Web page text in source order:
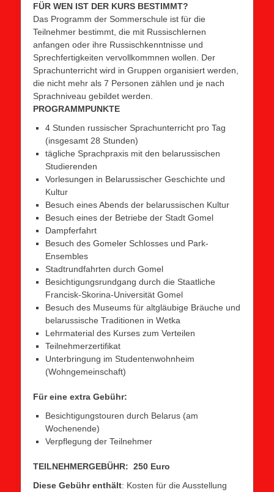
FÜR WEN IST DER KURS BESTIMMT?
Das Programm der Sommerschule ist für die
Teilnehmer bestimmt, die mit Russischlernen
anfangen oder ihre Russischkenntnisse und
Sprechfertigkeiten vervollkommnen wollen. Der
Sprachunterricht wird in Gruppen organisiert werden,
die nicht mehr als 7 Personen zählen und je nach
Sprachniveau gebildet werden.
PROGRAMMPUNKTE
4 Stunden russischer Sprachunterricht pro Tag
(insgesamt 28 Stunden)
tägliche Sprachpraxis mit den belarussischen
Studierenden
Vorlesungen in Belarussischer Geschichte und
Kultur
Besuch eines Abends der belarussischen Kultur
Besuch eines der Betriebe der Stadt Gomel
Dampferfahrt
Besuch des Gomeler Schlosses und Park-
Ensembles
Stadtrundfahrten durch Gomel
Besichtigungsrundgang durch die Staatliche
Francisk-Skorina-Universität Gomel
Besuch des Museums für altgläubige Bräuche und
belarussische Traditionen in Wetka
Lehrmaterial des Kurses zum Verteilen
Teilnehmerzertifikat
Unterbringung im Studentenwohnheim
(Wohngemeinschaft)
Für eine extra Gebühr:
Besichtigungstouren durch Belarus (am
Wochenende)
Verpflegung der Teilnehmer
TEILNEHMERGEBÜHR: 250 Euro
Diese Gebühr enthält: Kosten für die Ausstellung